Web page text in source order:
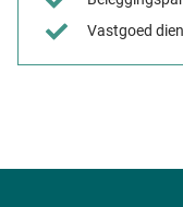
Vastgoed